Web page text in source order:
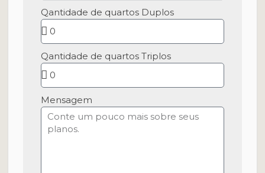
Qantidade de quartos Duplos
Qantidade de quartos Triplos
Mensagem